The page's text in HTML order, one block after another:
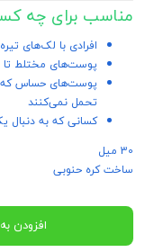
مناسب برای چه
افرادی با لک‌های
پوست‌های مختلط
تحمل نمی‌کنند
کسانی که به
30 میل
ساخت کره حنوبی
افزودن